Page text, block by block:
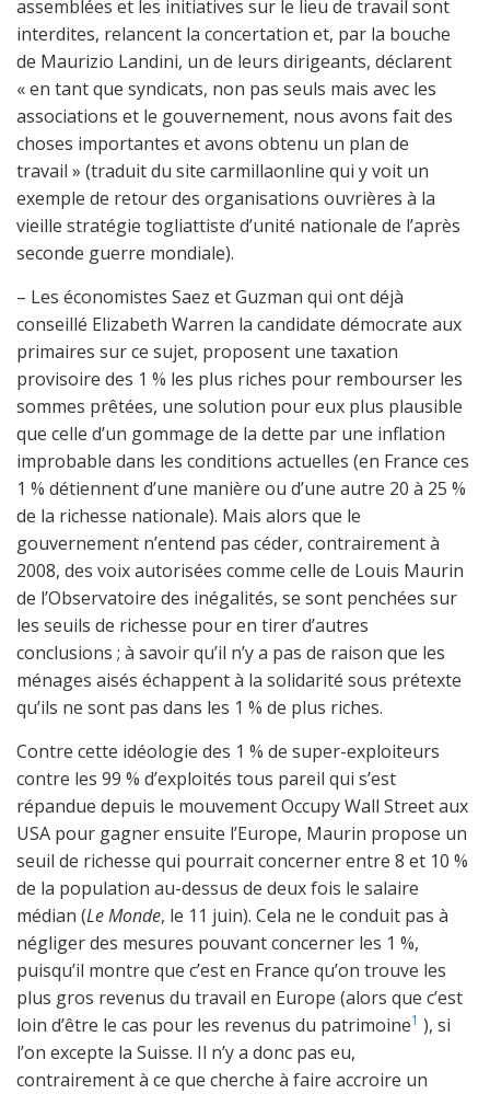
assemblées et les initiatives sur le lieu de travail sont
interdites, relancent la concertation et, par la bouche
de Maurizio Landini, un de leurs dirigeants, déclarent
« en tant que syndicats, non pas seuls mais avec les
associations et le gouvernement, nous avons fait des
choses importantes et avons obtenu un plan de
travail » (traduit du site carmillaonline qui y voit un
exemple de retour des organisations ouvrières à la
vieille stratégie togliattiste d’unité nationale de l’après
seconde guerre mondiale).
– Les économistes Saez et Guzman qui ont déjà
conseillé Elizabeth Warren la candidate démocrate aux
primaires sur ce sujet, proposent une taxation
provisoire des 1 % les plus riches pour rembourser les
sommes prêtées, une solution pour eux plus plausible
que celle d’un gommage de la dette par une inflation
improbable dans les conditions actuelles (en France ces
1 % détiennent d’une manière ou d’une autre 20 à 25 %
de la richesse nationale). Mais alors que le
gouvernement n’entend pas céder, contrairement à
2008, des voix autorisées comme celle de Louis Maurin
de l’Observatoire des inégalités, se sont penchées sur
les seuils de richesse pour en tirer d’autres
conclusions ; à savoir qu’il n’y a pas de raison que les
ménages aisés échappent à la solidarité sous prétexte
qu’ils ne sont pas dans les 1 % de plus riches.
Contre cette idéologie des 1 % de super-exploiteurs
contre les 99 % d’exploités tous pareil qui s’est
répandue depuis le mouvement Occupy Wall Street aux
USA pour gagner ensuite l’Europe, Maurin propose un
seuil de richesse qui pourrait concerner entre 8 et 10 %
de la population au-dessus de deux fois le salaire
médian (Le Monde, le 11 juin). Cela ne le conduit pas à
négliger des mesures pouvant concerner les 1 %,
puisqu’il montre que c’est en France qu’on trouve les
plus gros revenus du travail en Europe (alors que c’est
loin d’être le cas pour les revenus du patrimoine1 ), si
l’on excepte la Suisse. Il n’y a donc pas eu,
contrairement à ce que cherche à faire accroire un